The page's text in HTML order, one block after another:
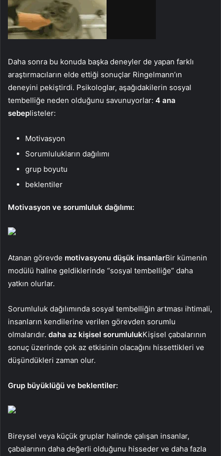
Daha sonra bu konuda başka deneyler de yapan farklı
araştırmacıların elde ettiği sonuçlar Ringelmann’ın
deneyini pekiştirdi. Psikologlar, aşağıdakilerin sosyal
tembelliğe neden olduğunu savunuyorlar: 4 ana
sebeplisteler:
Motivasyon
Sorumlulukların dağılımı
grup boyutu
beklentiler
Motivasyon ve sorumluluk dağılımı:
Atanan görevde motivasyonu düşük insanlarBir kümenin
modülü haline geldiklerinde “sosyal tembelliğe” daha
yatkın olurlar.
Sorumluluk dağılımında sosyal tembelliğin artması ihtimali,
insanların kendilerine verilen görevden sorumlu
olmalarıdır. daha az kişisel sorumlulukKişisel çabalarının
sonuç üzerinde çok az etkisinin olacağını hissettikleri ve
düşündükleri zaman olur.
Grup büyüklüğü ve beklentiler:
Bireysel veya küçük gruplar halinde çalışan insanlar,
çabalarının daha değerli olduğunu hisseder ve daha fazla